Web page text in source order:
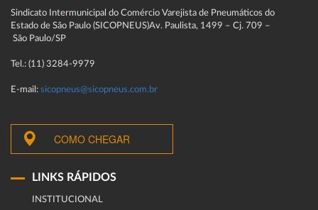
Sindicato Intermunicipal do Comércio Varejista de Pneumáticos do
Estado de São Paulo (SICOPNEUS)Av. Paulista, 1499 – Cj. 709 –
São Paulo/SP
Tel.: (11) 3284-9979
E-mail: sicopneus@sicopneus.com.br
COMO CHEGAR
LINKS RÁPIDOS
INSTITUCIONAL